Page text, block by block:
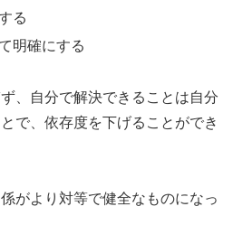
る
明確にする
、自分で解決できることは自分
で、依存度を下げることができ
がより対等で健全なものになっ